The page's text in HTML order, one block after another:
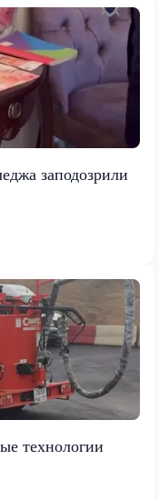
заподозрили
технологии